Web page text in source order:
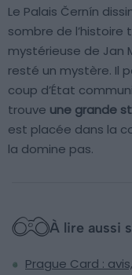
Le Palais Černín
sombre de l’histoire
mystérieuse de Jan
resté un mystère. Il
coup d’État
trouve une grande
est placée dans la
la domine pas.
À lire aussi
Prague Card :